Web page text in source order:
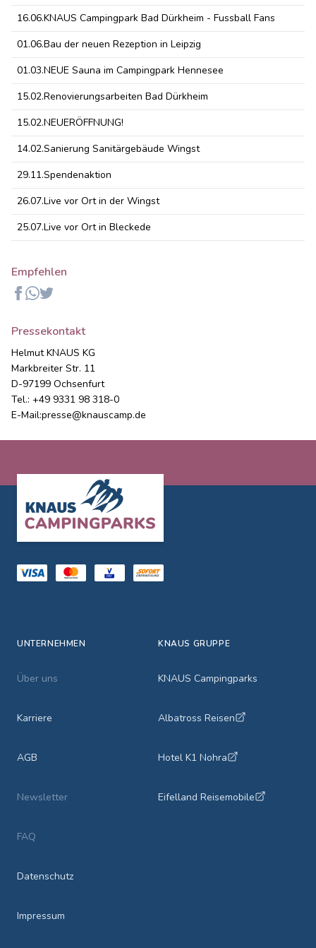
16.06.KNAUS Campingpark Bad Dürkheim - Fussball Fans
01.06.Bau der neuen Rezeption in Leipzig
01.03.NEUE Sauna im Campingpark Hennesee
15.02.Renovierungsarbeiten Bad Dürkheim
15.02.NEUERÖFFNUNG!
14.02.Sanierung Sanitärgebäude Wingst
29.11.Spendenaktion
26.07.Live vor Ort in der Wingst
25.07.Live vor Ort in Bleckede
Empfehlen
Facebook
Whatsapp
Twitter
Pressekontakt
Helmut KNAUS KG
Markbreiter Str. 11
D-97199 Ochsenfurt
Tel.: +49 9331 98 318-0
E-Mail:presse@knauscamp.de
UNTERNEHMEN
Über uns
Karriere
AGB
Newsletter
FAQ
Datenschutz
Impressum
KNAUS GRUPPE
KNAUS Campingparks
Albatross Reisen
Hotel K1 Nohra
Eifelland Reisemobile